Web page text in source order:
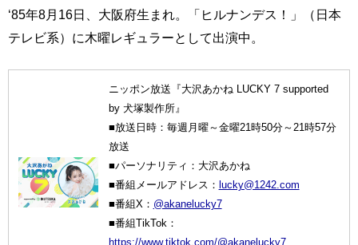
‘85年8月16日、大阪府生まれ。「ヒルナンデス！」（日本
テレビ系）に木曜レギュラーとして出演中。
ニッポン放送『大沢あかね LUCKY 7 supported
by 犬塚製作所』
■放送日時：毎週月曜～金曜21時50分～21時57分
放送
■パーソナリティ：大沢あかね
■番組メールアドレス： lucky@1242.com
■番組X： @akanelucky7
■番組TikTok：
https://www.tiktok.com/@akanelucky7